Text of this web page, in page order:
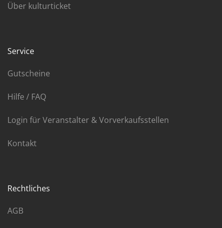
Über kulturticket
Service
Gutscheine
Hilfe / FAQ
Login für Veranstalter & Vorverkaufsstellen
Kontakt
Rechtliches
AGB